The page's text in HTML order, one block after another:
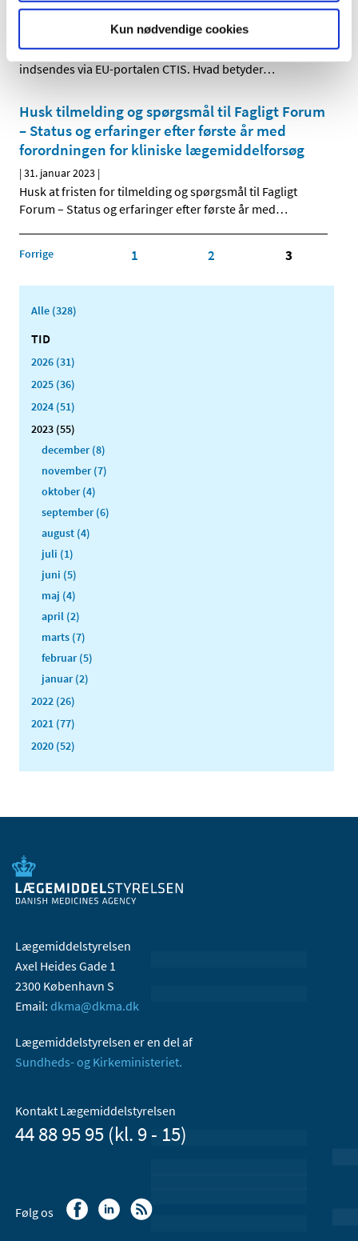
Kun nødvendige cookies
lægemiddelforsøg
Pr. 31. januar 2023 skal alle kliniske lægemiddelforsøg
indsendes via EU-portalen CTIS. Hvad betyder…
Husk tilmelding og spørgsmål til Fagligt Forum
– Status og erfaringer efter første år med
forordningen for kliniske lægemiddelforsøg
|31. januar 2023 |
Husk at fristen for tilmelding og spørgsmål til Fagligt
Forum – Status og erfaringer efter første år med…
Forrige 1 2 3
Alle (328)
TID
2026 (31)
2025 (36)
2024 (51)
2023 (55)
december (8)
november (7)
oktober (4)
september (6)
august (4)
juli (1)
juni (5)
maj (4)
april (2)
marts (7)
februar (5)
januar (2)
2022 (26)
2021 (77)
2020 (52)
Lægemiddelstyrelsen
Axel Heides Gade 1
2300 København S
Email: dkma@dkma.dk
Lægemiddelstyrelsen er en del af
Sundheds- og Kirkeministeriet.
Kontakt Lægemiddelstyrelsen
44 88 95 95 (kl. 9 - 15)
Følg os